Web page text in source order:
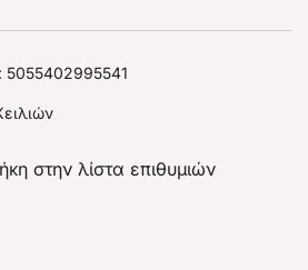
5055402995541
στην λίστα επιθυμιών